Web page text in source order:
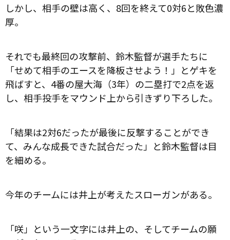
しかし、相手の壁は高く、8回を終えて0対6と敗色濃
厚。
それでも最終回の攻撃前、鈴木監督が選手たちに
「せめて相手のエースを降板させよう！」とゲキを
飛ばすと、4番の屋大海（3年）の二塁打で2点を返
し、相手投手をマウンド上から引きずり下ろした。
「結果は2対6だったが最後に反撃することができ
て、みんな成長できた試合だった」と鈴木監督は目
を細める。
今年のチームには井上が考えたスローガンがある。
「咲」という一文字には井上の、そしてチームの願